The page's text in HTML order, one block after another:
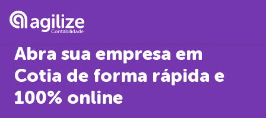
Abra sua empresa em
Cotia de forma rápida e
100% online